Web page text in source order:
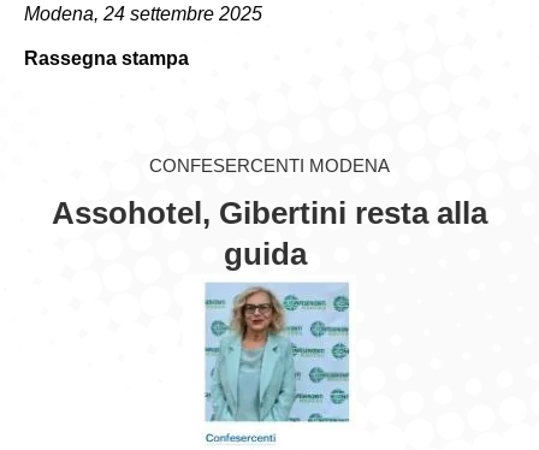
GIOVEDÌ GASTRONOMICI
COMUNICATI E NEWS
Modena, 24 settembre 2025
Rassegna stampa
CONFESERCENTI MODENA
Assohotel, Gibertini resta alla
guida